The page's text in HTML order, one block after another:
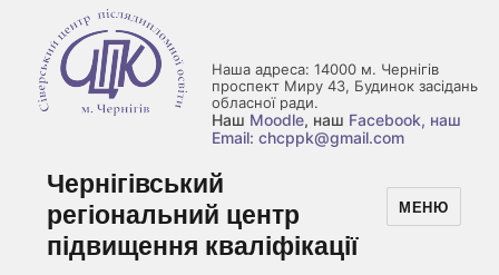
Наша адреса: 14000 м. Чернігів
проспект Миру 43, Будинок засідань
обласної ради.
Наш Moodle, наш Facebook, наш
Email: chcppk@gmail.com
Чернігівський
регіональний центр
підвищення кваліфікації
МЕНЮ